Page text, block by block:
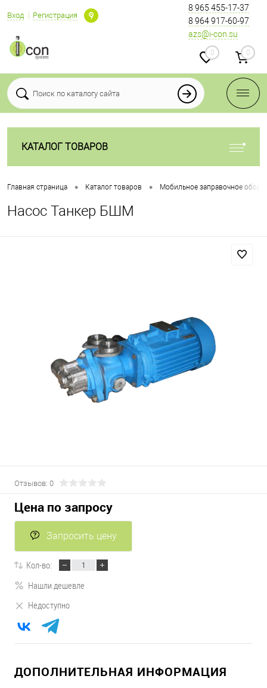
Вход Регистрация
8 965 455-17-37
8 964 917-60-97
azs@i-con.su
0 0
КАТАЛОГ ТОВАРОВ
Главная страница • Каталог товаров • Мобильное заправочное
Насос Танкер БШМ
Отзывов: 0
Цена по запросу
Запросить цену
Кол-во:
Нашли дешевле
Недоступно
ДОПОЛНИТЕЛЬНАЯ ИНФОРМАЦИЯ